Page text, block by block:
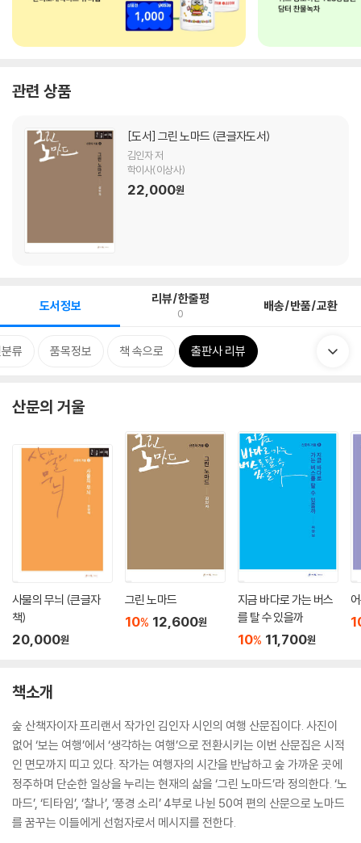
관련 상품
[도서] 그린 노마드 (큰글자도서)
김인자 저
학이사(이상사)
22,000원
도서정보 리뷰/한줄평
0 배송/반품/교환
류 품목정보 책 속으로 출판사 리뷰
산문의 거울
사물의 무늬 (큰글자
책)
20,000원
그린 노마드
10% 12,600원
지금 바다로 가는 버스
를 탈 수 있을까
10% 11,700원
책소개
숲 산책자이자 프리랜서 작가인 김인자 시인의 여행 산문집이다. 사진이
없어 ‘보는 여행’에서 ‘생각하는 여행’으로 전환시키는 이번 산문집은 시적
인 면모까지 띠고 있다. 작가는 여행자의 시간을 반납하고 숲 가까운 곳에
정주하며 단순한 일상을 누리는 현재의 삶을 ‘그린 노마드’라 정의한다. ‘노
마드’, ‘티타임’, ‘찰나’, ‘풍경 소리’ 4부로 나뉜 50여 편의 산문으로 노마드
를 꿈꾸는 이들에게 선험자로서 메시지를 전한다.